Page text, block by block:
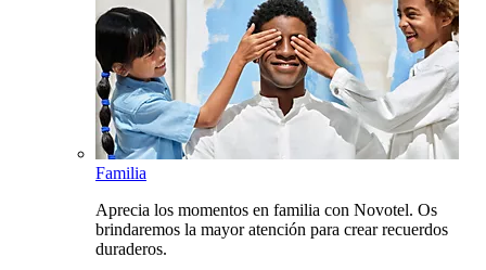
Familia
Aprecia los momentos en familia con Novotel. Os
brindaremos la mayor atención para crear recuerdos
duraderos.